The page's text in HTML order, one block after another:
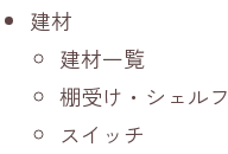
建材
建材一覧
棚受け・シェルフ
スイッチ